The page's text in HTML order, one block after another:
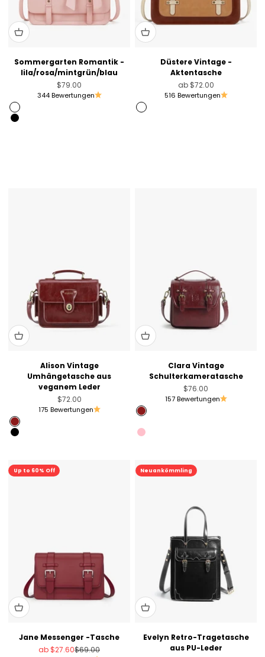
Sommergarten Romantik -
lila/rosa/mintgrün/blau
Angebot
$79.00
344 Bewertungen
Rosa
Black
Düstere Vintage -
Aktentasche
Angebot
ab $72.00
516 Bewertungen
Braun
Alison Vintage
Umhängetasche aus
veganem Leder
Angebot
$72.00
175 Bewertungen
Angola Red
Black
Clara Vintage
Schulterkameratasche
Angebot
$76.00
157 Bewertungen
Angola Red
Muted Lilac
Pink
Up to 60% Off
Sale
Jane Messenger -Tasche
Angebot
ab $27.60Regulärer Preis
$69.00
Neuankömmling
Evelyn Retro-Tragetasche
aus PU-Leder